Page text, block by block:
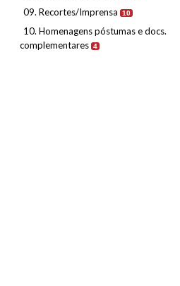
09. Recortes/Imprensa 10
10. Homenagens póstumas e docs.
complementares 4